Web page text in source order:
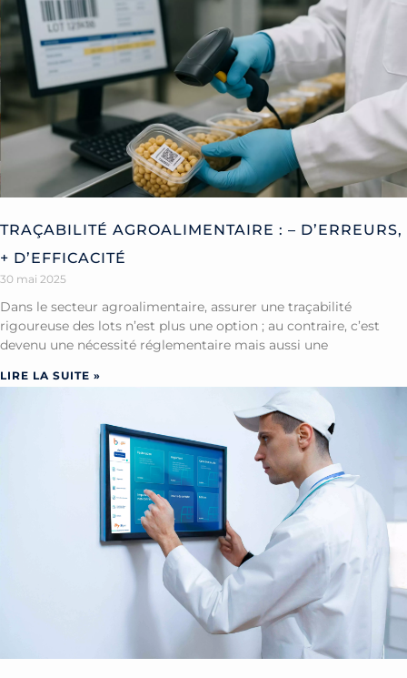
TRAÇABILITÉ AGROALIMENTAIRE : – D’ERREURS,
+ D’EFFICACITÉ
30 mai 2025
Dans le secteur agroalimentaire, assurer une traçabilité
rigoureuse des lots n’est plus une option ; au contraire, c’est
devenu une nécessité réglementaire mais aussi une
LIRE LA SUITE »